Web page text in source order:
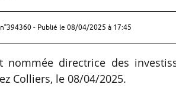
- Publié le 08/04/2025 à 17:45
nommée directrice des
Colliers, le 08/04/2025.